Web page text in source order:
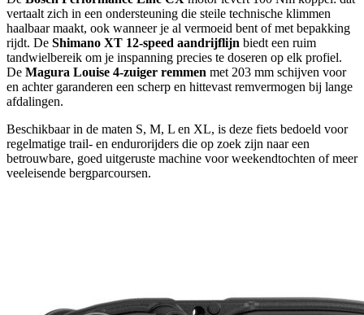
vertaalt zich in een ondersteuning die steile technische klimmen
haalbaar maakt, ook wanneer je al vermoeid bent of met bepakking
rijdt. De Shimano XT 12-speed aandrijflijn biedt een ruim
tandwielbereik om je inspanning precies te doseren op elk profiel.
De Magura Louise 4-zuiger remmen met 203 mm schijven voor
en achter garanderen een scherp en hittevast remvermogen bij lange
afdalingen.
Beschikbaar in de maten S, M, L en XL, is deze fiets bedoeld voor
regelmatige trail- en endurorijders die op zoek zijn naar een
betrouwbare, goed uitgeruste machine voor weekendtochten of meer
veeleisende bergparcoursen.